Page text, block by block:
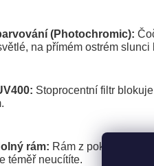
(Photochromic):
na přímém ostrém slunci
Stoprocentní filtr
rám: Rám z pokročilého
téměř neucítíte.